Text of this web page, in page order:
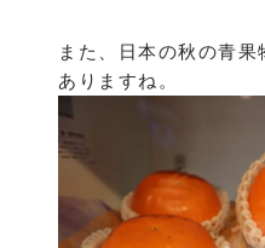
また、日本の秋の青
ありますね。